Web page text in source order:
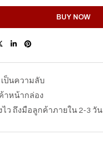
BUY NOW
ป็นความลับ
าหน้ากล่อง
ไว ถึงมือลูกค้าภายใน 2-3 วัน